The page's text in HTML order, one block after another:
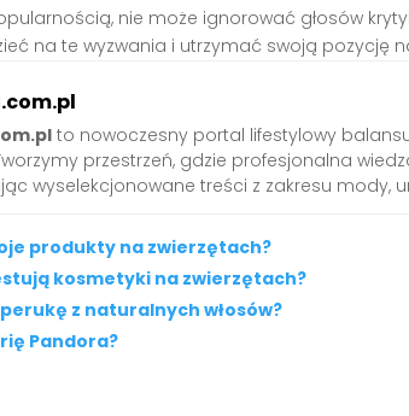
nie może ignorować głosów
na te wyzwania i utrzymać swoją pozycję
to nowoczesny portal lifestylowy
przestrzeń, gdzie profesjonalna
wyselekcjonowane treści z zakresu mody,
produkty na zwierzętach?
kosmetyki na zwierzętach?
z naturalnych włosów?
Pandora?